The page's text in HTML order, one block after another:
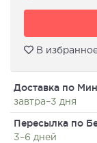
В
Доставка по
завтра–3 дня
Пересылка по
3–6 дней